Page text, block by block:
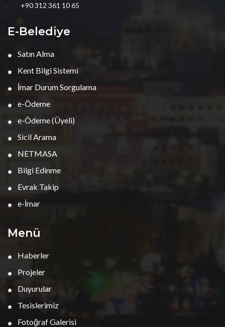
+90 312 361 10 65
E-Belediye
Satın Alma
Kent Bilgi Sistemi
İmar Durum Sorgulama
e-Ödeme
e-Ödeme (Üyeli)
Sicil Arama
NETMASA
Bilgi Edinme
Evrak Takip
e-İmar
Menü
Haberler
Projeler
Duyurular
Tesislerimiz
Fotoğraf Galerisi